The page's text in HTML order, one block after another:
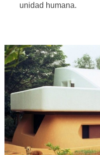
unidad humana.